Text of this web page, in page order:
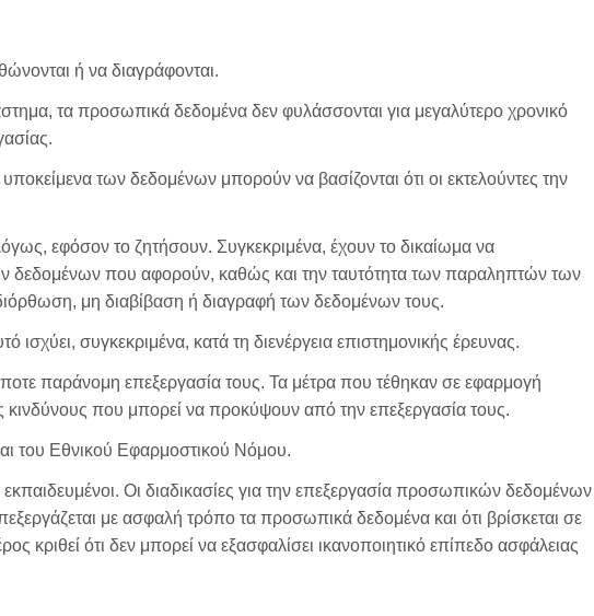
ή να διαγράφονται.
τα προσωπικά δεδομένα δεν φυλάσσονται για μεγαλύτερο χρονικό
των δεδομένων μπορούν να βασίζονται ότι οι εκτελούντες την
εφόσον το ζητήσουν. Συγκεκριμένα, έχουν το δικαίωμα να
δεδομένων που αφορούν, καθώς και την ταυτότητα των παραληπτών των
μη διαβίβαση ή διαγραφή των δεδομένων τους.
συγκεκριμένα, κατά τη διενέργεια επιστημονικής έρευνας.
παράνομη επεξεργασία τους. Τα μέτρα που τέθηκαν σε εφαρμογή
που μπορεί να προκύψουν από την επεξεργασία τους.
του Εθνικού Εφαρμοστικού Νόμου.
Οι διαδικασίες για την επεξεργασία προσωπικών δεδομένων
με ασφαλή τρόπο τα προσωπικά δεδομένα και ότι βρίσκεται σε
ότι δεν μπορεί να εξασφαλίσει ικανοποιητικό επίπεδο ασφάλειας